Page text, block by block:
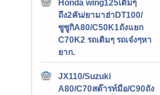
Honda wing125เดิมๆ
ถึง2คัน/ยามาฮ่าDT100/
ซูซูกิA80/C50K1ถังแยก
C70K2 รถเดิมๆ รถเจ๋งๆหา
ยาก.
JX110/Suzuki
A80/C70สต๊ารท์มือ/C90ถัง